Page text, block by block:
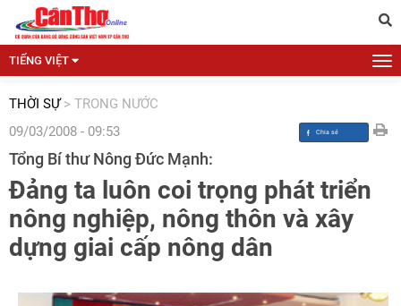
TIẾNG VIỆT
THỜI SỰ > TRONG NƯỚC
09/03/2008 - 09:53
Tổng Bí thư Nông Đức Mạnh:
Đảng ta luôn coi trọng phát triển
nông nghiệp, nông thôn và xây
dựng giai cấp nông dân